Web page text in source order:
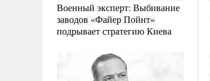
Военный эксперт: Выбивание
заводов «Файер Пойнт»
подрывает стратегию Киева